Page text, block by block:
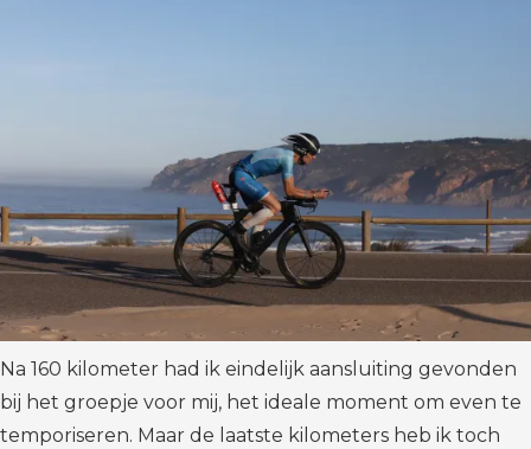
Na 160 kilometer had ik eindelijk aansluiting gevonden
bij het groepje voor mij, het ideale moment om even te
temporiseren. Maar de laatste kilometers heb ik toch